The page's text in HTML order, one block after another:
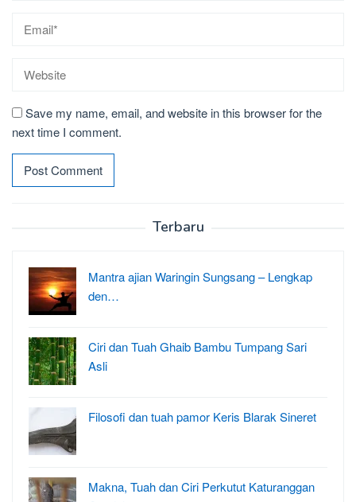
Save my name, email, and website in this browser for the
next time I comment.
Terbaru
Mantra ajian Waringin Sungsang – Lengkap
den…
Ciri dan Tuah Ghaib Bambu Tumpang Sari
Asli
Filosofi dan tuah pamor Keris Blarak Sineret
Makna, Tuah dan Ciri Perkutut Katuranggan